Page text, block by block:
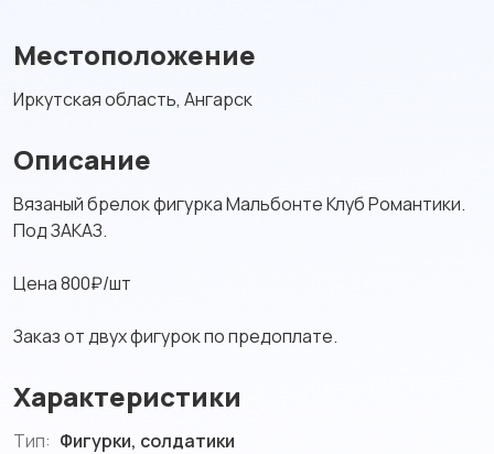
Местоположение
Иркутская область, Ангарск
Описание
Вязаный брелок фигурка Мальбонте Клуб Романтики.
Под ЗАКАЗ.
Цена 800₽/шт
Заказ от двух фигурок по предоплате.
Характеристики
Тип: Фигурки, солдатики